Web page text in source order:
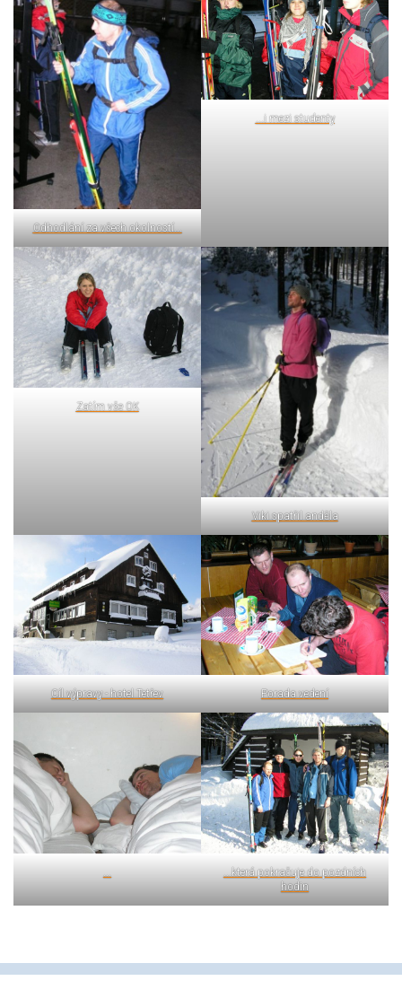
Odhodlání za všech okolností...
...i mezi studenty
Zatím vše OK
Viki spatřil anděla
Cíl výpravy - hotel Tetřev Porada vedení
...
...která pokračuje do pozdních
hodin